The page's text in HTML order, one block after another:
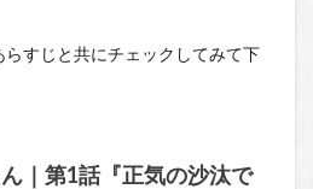
すじと共にチェックしてみて下
｜第1話『正気の沙汰で